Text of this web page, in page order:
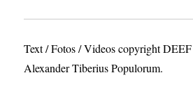
Text / Fotos / Videos copyright
Alexander Tiberius Populorum.